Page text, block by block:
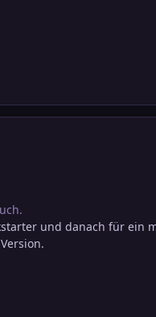
und danach für ein